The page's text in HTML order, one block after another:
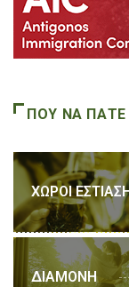
ΠΟΥ ΝΑ ΠΑΤΕ
ΧΩΡΟΙ
ΔΙΑΜΟΝΗ